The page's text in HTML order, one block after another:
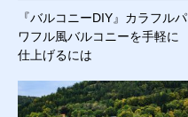
『バルコニーDIY』カラフルパ
ワフル風バルコニーを手軽に
仕上げるには